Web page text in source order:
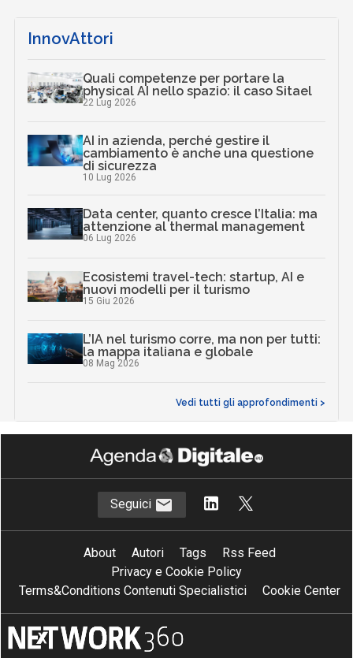
InnovAttori
Quali competenze per portare la
physical AI nello spazio: il caso Sitael
22 Lug 2026
AI in azienda, perché gestire il
cambiamento è anche una questione
di sicurezza
10 Lug 2026
Data center, quanto cresce l’Italia: ma
attenzione al thermal management
06 Lug 2026
Ecosistemi travel-tech: startup, AI e
nuovi modelli per il turismo
15 Giu 2026
L’IA nel turismo corre, ma non per tutti:
la mappa italiana e globale
08 Mag 2026
Vedi tutti gli approfondimenti >
Seguici
About Autori Tags
Rss Feed
Privacy e Cookie Policy
Terms&Conditions Contenuti Specialistici
Cookie Center